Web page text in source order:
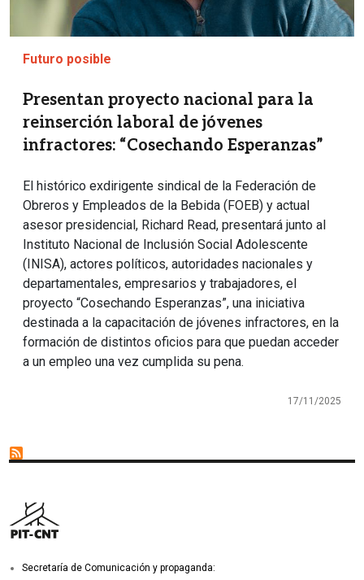
Futuro posible
Presentan proyecto nacional para la
reinserción laboral de jóvenes
infractores: “Cosechando Esperanzas”
El histórico exdirigente sindical de la Federación de
Obreros y Empleados de la Bebida (FOEB) y actual
asesor presidencial, Richard Read, presentará junto al
Instituto Nacional de Inclusión Social Adolescente
(INISA), actores políticos, autoridades nacionales y
departamentales, empresarios y trabajadores, el
proyecto “Cosechando Esperanzas”, una iniciativa
destinada a la capacitación de jóvenes infractores, en la
formación de distintos oficios para que puedan acceder
a un empleo una vez cumplida su pena.
17/11/2025
Secretaría de Comunicación y propaganda: